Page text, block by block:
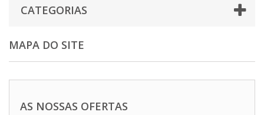
CATEGORIAS
MAPA DO SITE
AS NOSSAS OFERTAS